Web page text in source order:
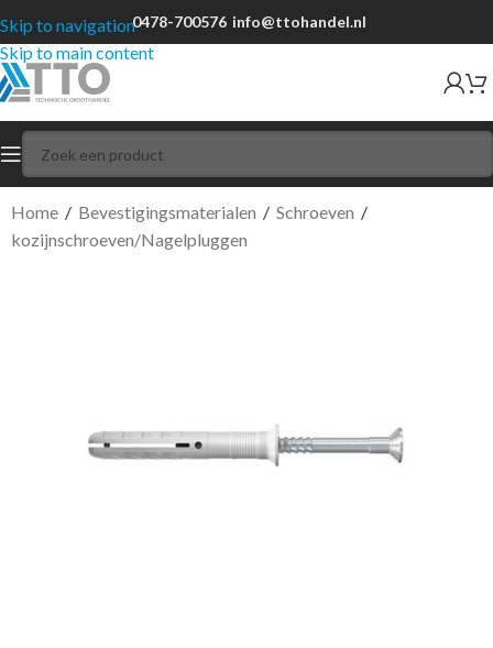
Skip to navigation
Skip to main content
0478-700576 info@ttohandel.nl
Home / Bevestigingsmaterialen / Schroeven /
kozijnschroeven/Nagelpluggen